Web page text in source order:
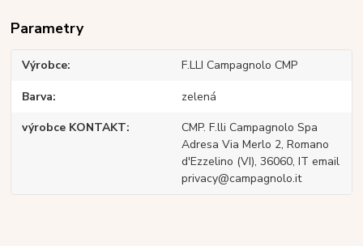
Parametry
Výrobce F.LLI Campagnolo CMP
Barva zelená
výrobce KONTAKT
CMP. F.lli Campagnolo Spa
Adresa Via Merlo 2, Romano
d'Ezzelino (VI), 36060, IT email
privacy@campagnolo.it